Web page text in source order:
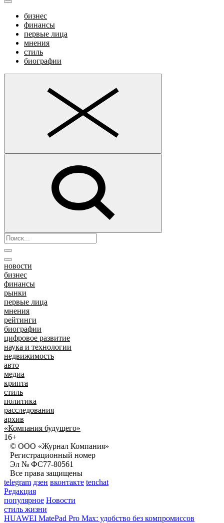
бизнес
финансы
первые лица
мнения
стиль
биографии
новости
бизнес
финансы
рынки
первые лица
мнения
рейтинги
биографии
цифровое развитие
наука и технологии
недвижимость
авто
медиа
крипта
стиль
политика
расследования
архив
«Компания будущего»
16+
© ООО «Журнал Компания»
Регистрационный номер
Эл № ФС77-80561
Все права защищены
telegram дзен вконтакте tenchat
Редакция
популярное Новости
стиль жизни
HUAWEI MatePad Pro Max: удобство без компромиссов